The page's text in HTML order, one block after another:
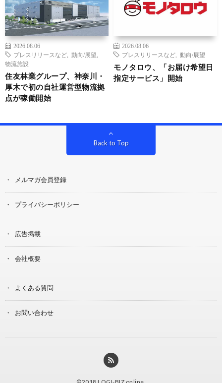
2026.08.06
プレスリリースなど
動向/展望
物流施設
住友林業グループ、神奈川・
厚木で初の自社運営型物流拠
点が稼働開始
2026.08.06
プレスリリースなど
動向/展望
モノタロウ、「お届け希望日
指定サービス」開始
Back to Top
メルマガ会員登録
プライバシーポリシー
広告掲載
会社概要
よくある質問
お問い合わせ